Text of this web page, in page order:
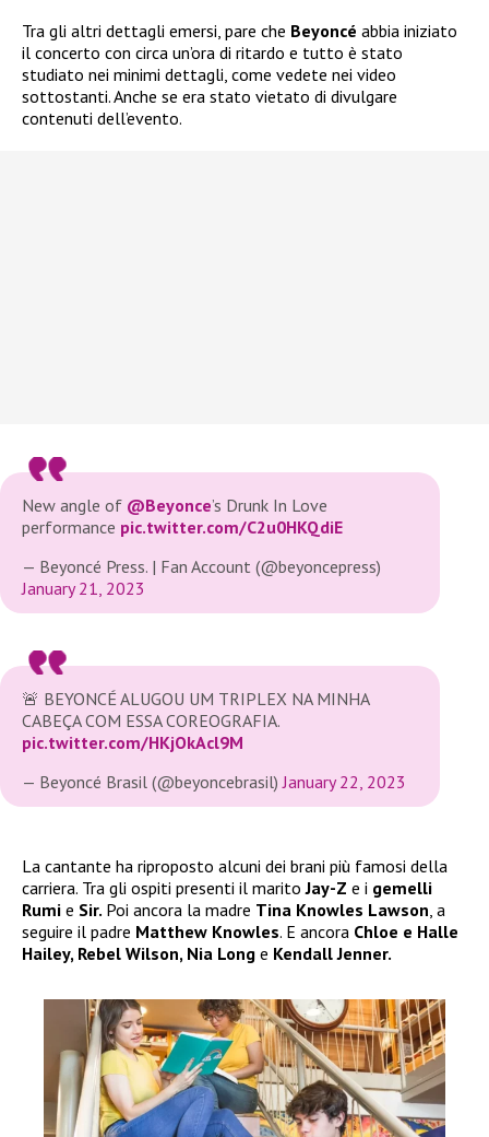
Tra gli altri dettagli emersi, pare che Beyoncé abbia iniziato
il concerto con circa un’ora di ritardo e tutto è stato
studiato nei minimi dettagli, come vedete nei video
sottostanti. Anche se era stato vietato di divulgare
contenuti dell’evento.
New angle of @Beyonce’s Drunk In Love
performance pic.twitter.com/C2u0HKQdiE
— Beyoncé Press. | Fan Account (@beyoncepress)
January 21, 2023
🚨 BEYONCÉ ALUGOU UM TRIPLEX NA MINHA
CABEÇA COM ESSA COREOGRAFIA.
pic.twitter.com/HKjOkAcl9M
— Beyoncé Brasil (@beyoncebrasil)January 22, 2023
La cantante ha riproposto alcuni dei brani più famosi della
carriera. Tra gli ospiti presenti il maritoJay-Z e i gemelli
Rumi e Sir. Poi ancora la madre Tina Knowles Lawson, a
seguire il padre Matthew Knowles. E ancora Chloe e Halle
Hailey, Rebel Wilson, Nia Long e Kendall Jenner.